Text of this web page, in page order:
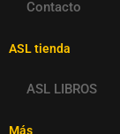
Contacto
ASL tienda
ASL LIBROS
Más